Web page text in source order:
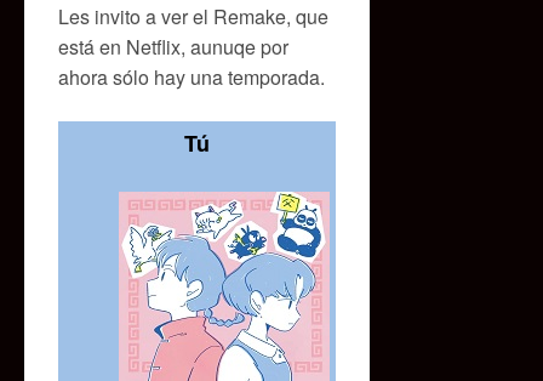
Les invito a ver el Remake, que
está en Netflix, aunuqe por
ahora sólo hay una temporada.
Tú